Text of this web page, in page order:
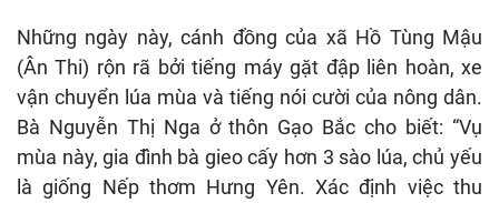
Những ngày này, cánh đồng của xã Hồ Tùng Mậu
(Ân Thi) rộn rã bởi tiếng máy gặt đập liên hoàn, xe
vận chuyển lúa mùa và tiếng nói cười của nông dân.
Bà Nguyễn Thị Nga ở thôn Gạo Bắc cho biết: “Vụ
mùa này, gia đình bà gieo cấy hơn 3 sào lúa, chủ yếu
là giống Nếp thơm Hưng Yên. Xác định việc thu